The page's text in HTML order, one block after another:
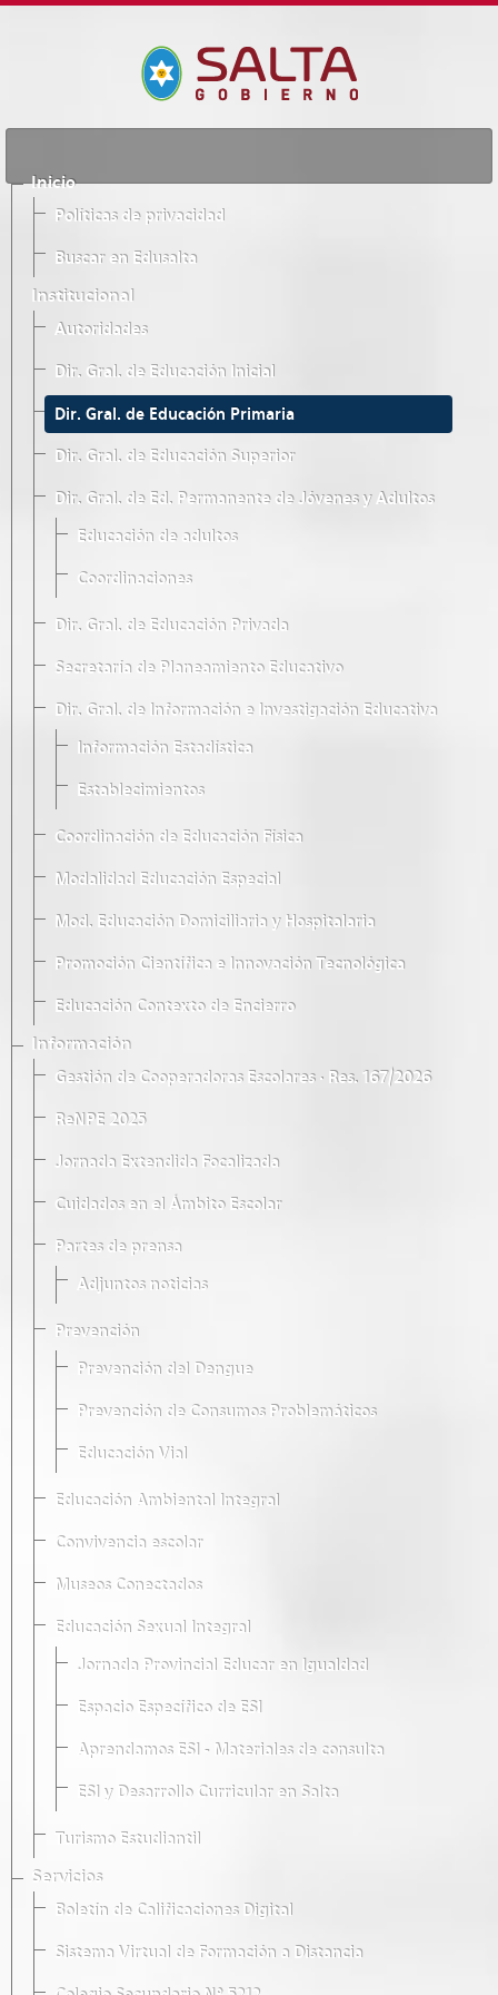
Inicio
Políticas de privacidad
Buscar en Edusalta
Institucional
Autoridades
Dir. Gral. de Educación Inicial
Dir. Gral. de Educación Primaria
Dir. Gral. de Educación Superior
Dir. Gral. de Ed. Permanente de Jóvenes y Adultos
Educación de adultos
Coordinaciones
Dir. Gral. de Educación Privada
Secretaría de Planeamiento Educativo
Dir. Gral. de Información e Investigación Educativa
Información Estadística
Establecimientos
Coordinación de Educación Física
Modalidad Educación Especial
Mod. Educación Domiciliaria y Hospitalaria
Promoción Científica e Innovación Tecnológica
Educación Contexto de Encierro
Información
Gestión de Cooperadoras Escolares · Res. 167/2026
ReNPE 2025
Jornada Extendida Focalizada
Cuidados en el Ámbito Escolar
Partes de prensa
Adjuntos noticias
Prevención
Prevención del Dengue
Prevención de Consumos Problemáticos
Educación Vial
Educación Ambiental Integral
Convivencia escolar
Museos Conectados
Educación Sexual Integral
Jornada Provincial Educar en Igualdad
Espacio Específico de ESI
Aprendamos ESI - Materiales de consulta
ESI y Desarrollo Curricular en Salta
Turismo Estudiantil
Servicios
Boletín de Calificaciones Digital
Sistema Virtual de Formación a Distancia